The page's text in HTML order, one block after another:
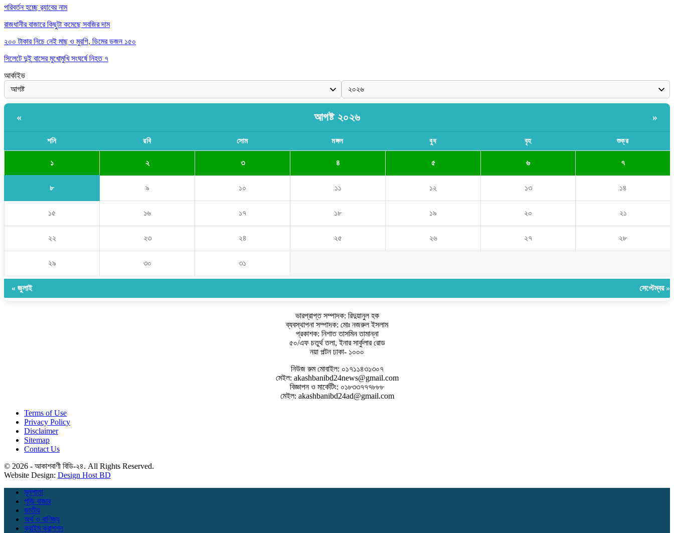
পরিবর্তন হচ্ছে র‌্যাবের নাম
রাজধানীর বাজারে কিছুটা কমেছে সবজির দাম
২০০ টাকার নিচে নেই মাছ ও মুরগি, ডিমের ডজন ১৫০
সিলেটে দুই বাসের মুখোমুখি সংঘর্ষে নিহত ৭
আর্কাইভ
« আগষ্ট ২০২৬ »
শনি রবি সোম মঙ্গল বুধ বৃহ শুক্র
১ ২ ৩ ৪ ৫ ৬ ৭
৮ ৯ ১০ ১১ ১২ ১৩ ১৪
১৫ ১৬ ১৭ ১৮ ১৯ ২০ ২১
২২ ২৩ ২৪ ২৫ ২৬ ২৭ ২৮
২৯ ৩০ ৩১
« জুলাই সেপ্টেম্বর »
ভারপ্রাপ্ত সম্পাদক: রিদুয়ানুল হক
ব্যবস্থাপনা সম্পাদক: মোঃ নজরুল ইসলাম
প্রকাশক: নিশাত তাসমিন তামান্না
৫০/এফ চতুর্থ তলা, ইনার সার্কুলার রোড
নয়া পল্টন ঢাকা- ১০০০
নিউজ রুম মোবাইল: ০১৭১১৪৩১৩০৭
মেইল: akashbanibd24news@gmail.com
বিজ্ঞাপন ও মার্কেটিং: ০১৮৩৩৭৭৭৮৮৮
মেইল: akashbanibd24ad@gmail.com
Terms of Use
Privacy Policy
Disclaimer
Sitemap
Contact Us
© 2026 - আকাশবাণী বিডি-২৪. All Rights Reserved.
Website Design: Design Host BD
মূলপাতা
পুজি বাজার
জাতীয়
অর্থ ও বাণিজ্য
ক্রাইম করাপশন